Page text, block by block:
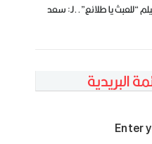
“للعبث يا طلائع”..لـ: سعد
البريدية